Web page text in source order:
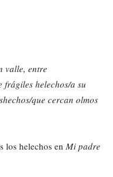
valle, entre
helechos/a su
que cercan olmos
los helechos en Mi padre